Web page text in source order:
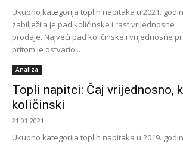
Ukupno kategorija toplih napitaka u 2021.
zabilježila je pad količinske i rast vrijednosne
prodaje. Najveći pad količinske i vrijednosne
pritom je ostvario...
Analiza
Topli napitci: Čaj vrijednosno,
količinski
21.01.2021.
Ukupno kategorija toplih napitaka u 2019.